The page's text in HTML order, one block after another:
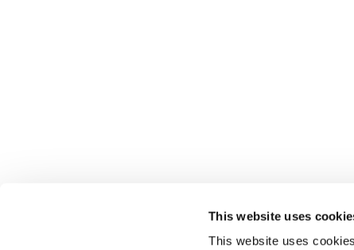
This website uses
This website uses